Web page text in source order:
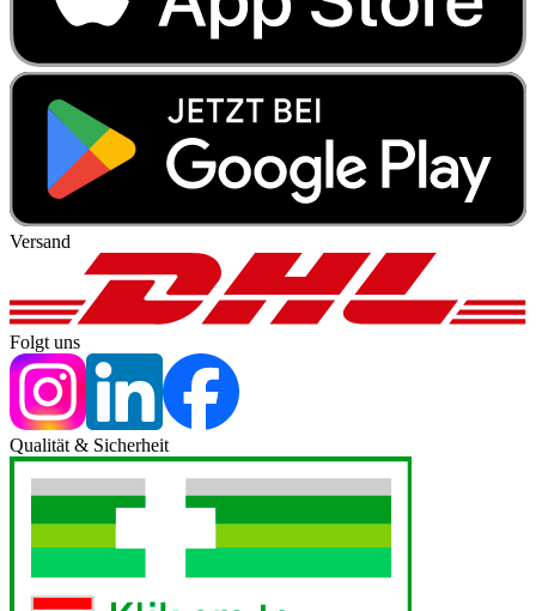
Versand
Folgt uns
Qualität & Sicherheit